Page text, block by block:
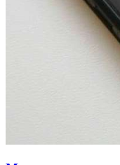
Волгоградские
заключены